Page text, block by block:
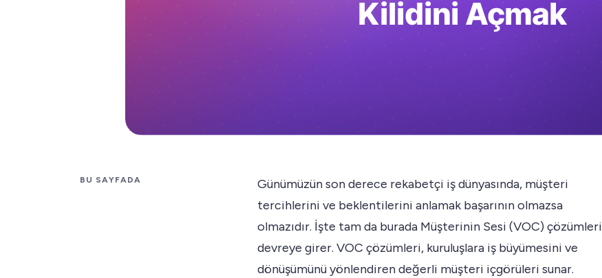
BU SAYFADA
Günümüzün son derece rekabetçi iş dünyasında, müşteri
tercihlerini ve beklentilerini anlamak başarının olmazsa
olmazıdır. İşte tam da burada Müşterinin Sesi (VOC) çözümleri
devreye girer. VOC çözümleri, kuruluşlara iş büyümesini ve
dönüşümünü yönlendiren değerli müşteri içgörüleri sunar.